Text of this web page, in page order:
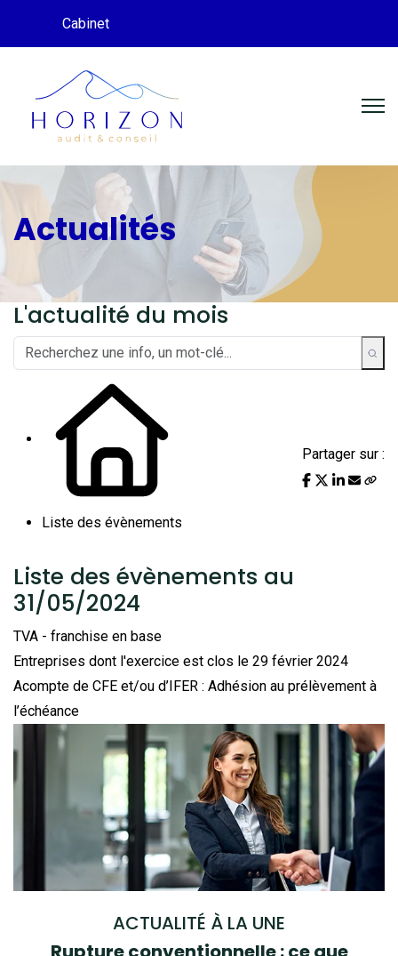
Cabinet
Actualités
L'actualité du mois
Liste des évènements
Partager sur :
Liste des évènements au
31/05/2024
TVA - franchise en base
Entreprises dont l'exercice est clos le 29 février 2024
Acompte de CFE et/ou d’IFER : Adhésion au prélèvement à
l’échéance
ACTUALITÉ À LA UNE